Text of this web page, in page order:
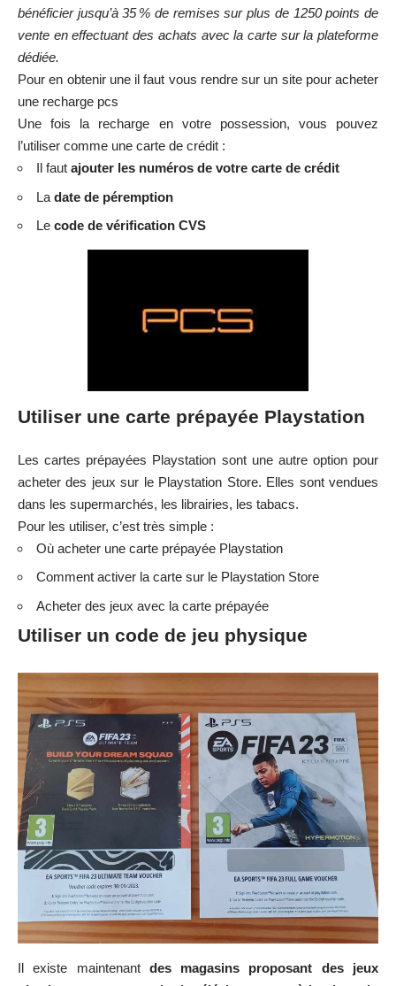
bénéficier jusqu’à 35 % de remises sur plus de 1250 points de
vente en effectuant des achats avec la carte sur la plateforme
dédiée.
Pour en obtenir une il faut vous rendre sur un site pour acheter
une recharge pcs
Une fois la recharge en votre possession, vous pouvez
l’utiliser comme une carte de crédit :
Il faut ajouter les numéros de votre carte de crédit
La date de péremption
Le code de vérification CVS
Utiliser une carte prépayée Playstation
Les cartes prépayées Playstation sont une autre option pour
acheter des jeux sur le Playstation Store. Elles sont vendues
dans les supermarchés, les librairies, les tabacs.
Pour les utiliser, c’est très simple :
Où acheter une carte prépayée Playstation
Comment activer la carte sur le Playstation Store
Acheter des jeux avec la carte prépayée
Utiliser un code de jeu physique
Il existe maintenant des magasins proposant des jeux